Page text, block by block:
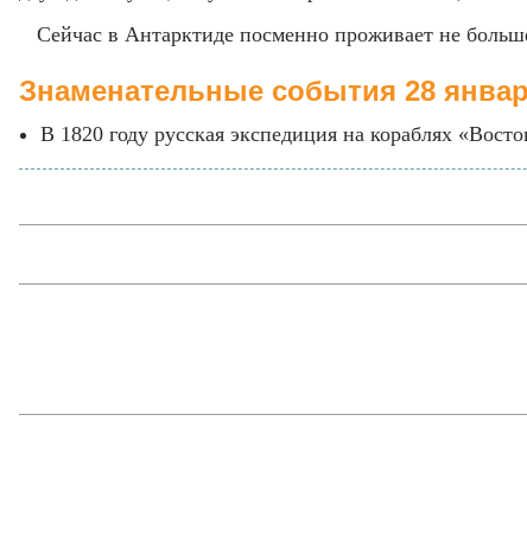
Сейчас в Антарктиде посменно проживает не
Знаменательные события 28
В 1820 году русская экспедиция на кораблях